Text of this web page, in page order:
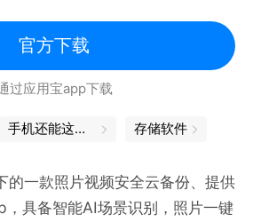
图秀秀
-设置(右上角)-帮助与反馈-意见
官方下载
过应用宝app下载
手机还能这么玩 存储软件
的一款照片视频安全云备份、提供
具备智能AI场景识别，照片一键